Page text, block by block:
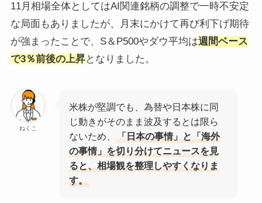
11月相場全体としてはAI関連銘柄の調整で一時不安定
な局面もありましたが、月末にかけて再び利下げ期待
が強まったことで、S＆P500やダウ平均は週間ベース
で3％前後の上昇となりました。
ねくこ
米株が堅調でも、為替や日本株に同
じ動きがそのまま波及するとは限ら
ないため、
「日本の事情」と「海外
の事情」を切り分けてニュースを見
ると、相場観を整理しやすくなりま
す。